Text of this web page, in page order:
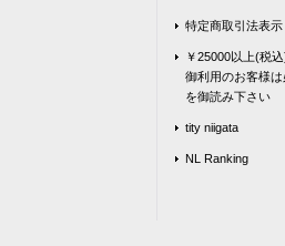
特定商取引法表示
￥25000以上(税
御利用のお客様
を御読み下さい
tity niigata
NL Ranking